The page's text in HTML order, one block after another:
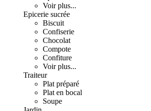
Voir plus...
Epicerie sucrée
Biscuit
Confiserie
Chocolat
Compote
Confiture
Voir plus...
Traiteur
Plat préparé
Plat en bocal
Soupe